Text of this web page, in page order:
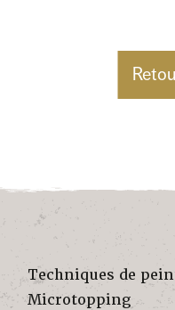
Techniques de
Microtopping